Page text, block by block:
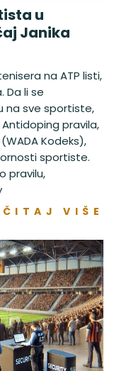
u
Janika
na ATP listi,
Da li se
na sve sportiste,
pravila,
Kodeks),
sportiste.
pravilu,
VIŠE